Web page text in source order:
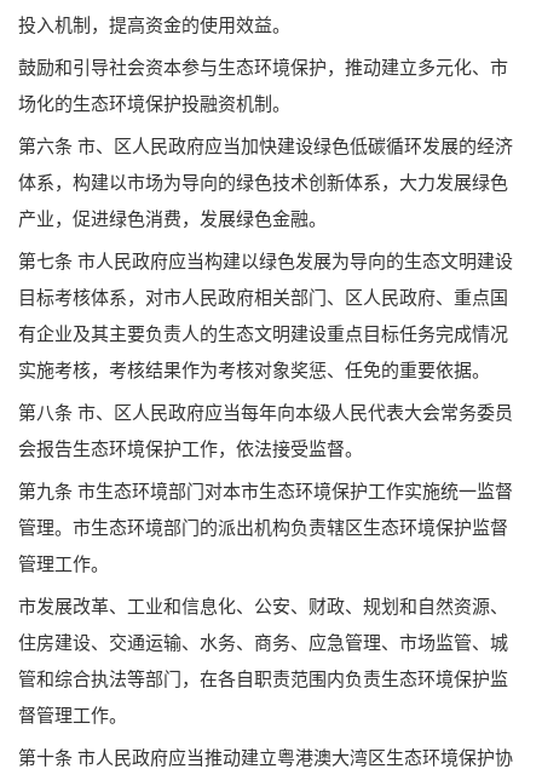
投入机制，提高资金的使用效益。
鼓励和引导社会资本参与生态环境保护，推动建立多元化、市
场化的生态环境保护投融资机制。
第六条 市、区人民政府应当加快建设绿色低碳循环发展的经济
体系，构建以市场为导向的绿色技术创新体系，大力发展绿色
产业，促进绿色消费，发展绿色金融。
第七条 市人民政府应当构建以绿色发展为导向的生态文明建设
目标考核体系，对市人民政府相关部门、区人民政府、重点国
有企业及其主要负责人的生态文明建设重点目标任务完成情况
实施考核，考核结果作为考核对象奖惩、任免的重要依据。
第八条 市、区人民政府应当每年向本级人民代表大会常务委员
会报告生态环境保护工作，依法接受监督。
第九条 市生态环境部门对本市生态环境保护工作实施统一监督
管理。市生态环境部门的派出机构负责辖区生态环境保护监督
管理工作。
市发展改革、工业和信息化、公安、财政、规划和自然资源、
住房建设、交通运输、水务、商务、应急管理、市场监管、城
管和综合执法等部门，在各自职责范围内负责生态环境保护监
督管理工作。
第十条 市人民政府应当推动建立粤港澳大湾区生态环境保护协